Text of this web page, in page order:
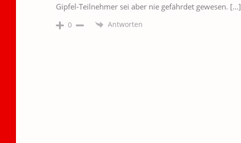
Gipfel-Teilnehmer sei aber nie gefährdet gewesen. […]
0 Antworten